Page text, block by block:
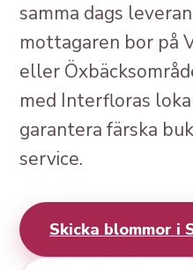
samma dags
mottagaren bor på
eller
med Interfloras
garantera färska
service.
Skicka blommor i